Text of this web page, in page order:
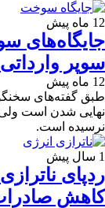
12 ماه پیش
جایگاه‌های
سوپر وارداتی
12 ماه پیش
طبق گفته‌های
نهایی شدن است ولی
نرسیده است.
1 سال پیش
ردپای
کاهش